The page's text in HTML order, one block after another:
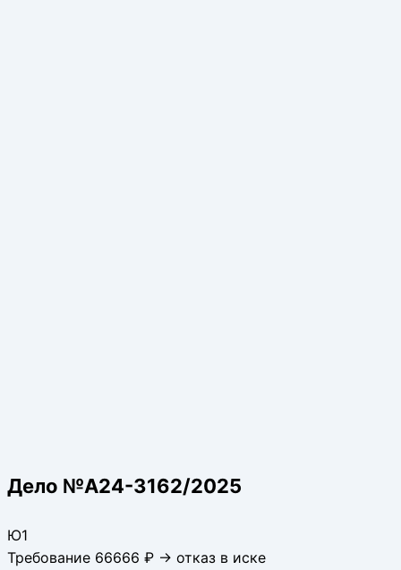
Дело №А24-3162/2025
Ю1
Требование 66666 ₽ → отказ в иске